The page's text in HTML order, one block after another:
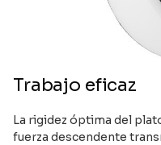
Trabajo eficaz
La rigidez óptima del
fuerza descendente